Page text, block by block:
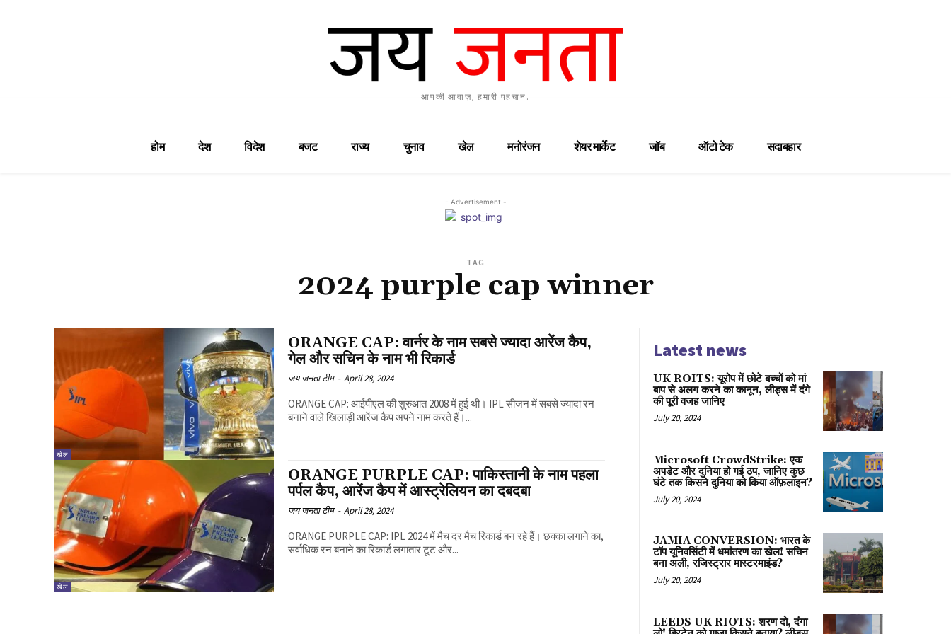
आपकी आवाज़, हमारी पहचान.
होम देश विदेश बजट राज्य चुनाव खेल मनोरंजन शेयर मार्केट जॉब ऑटो टेक सदाबहार
- Advertisement -
TAG
2024 purple cap winner
खेल
ORANGE CAP: वार्नर के नाम सबसे ज्यादा आरेंज कैप,
गेल और सचिन के नाम भी रिकार्ड
जय जनता टीम - April 28, 2024
ORANGE CAP: आईपीएल की शुरुआत 2008 में हुई थी। IPL सीजन में सबसे ज्यादा रन
बनाने वाले खिलाड़ी आरेंज कैप अपने नाम करते हैं।...
खेल
ORANGE PURPLE CAP: पाकिस्तानी के नाम पहला
पर्पल कैप, आरेंज कैप में आस्ट्रेलियन का दबदबा
जय जनता टीम - April 28, 2024
ORANGE PURPLE CAP: IPL 2024 में मैच दर मैच रिकार्ड बन रहे हैं। छक्का लगाने का,
सर्वाधिक रन बनाने का रिकार्ड लगातार टूट और...
Latest news
UK ROITS: यूरोप में छोटे बच्चों को मां
बाप से अलग करने का कानून, लीड्स में दंगे
की पूरी वजह जानिए
July 20, 2024
Microsoft CrowdStrike: एक
अपडेट और दुनिया हो गई ठप, जानिए कुछ
घंटे तक किसने दुनिया को किया ऑफ़लाइन?
July 20, 2024
JAMIA CONVERSION: भारत के
टॉप यूनिवर्सिटी में धर्मांतरण का खेल! सचिन
बना अली, रजिस्ट्रार मास्टरमाइंड?
July 20, 2024
LEEDS UK RIOTS: शरण दो, दंगा